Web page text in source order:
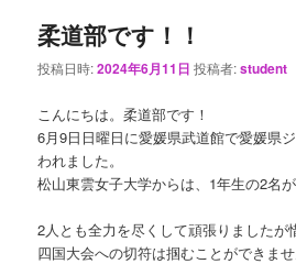
柔道部です！！
投稿日時:2024年6月11日 投稿者:student
こんにちは。柔道部です！
6月9日日曜日に愛媛県武道館で愛媛県
われました。
松山東雲女子大学からは、1年生の2名が
2人とも全力を尽くして頑張りましたが
四国大会への切符は掴むことができませ